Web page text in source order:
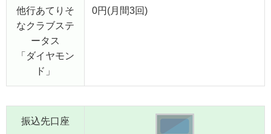
他行あてりそ
なクラブステ
ータス
「ダイヤモン
ド」
0円(月間3回)
振込先口座